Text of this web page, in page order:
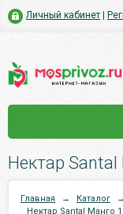
Личный кабинет
Нектар
Главная → Каталог →
Нектар Santal Манго